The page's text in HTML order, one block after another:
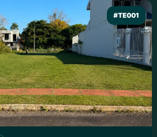
#TE001